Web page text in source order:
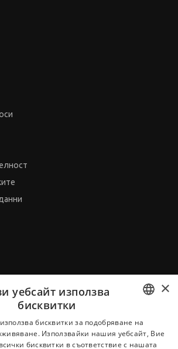
BULGARIAN
ENGLISH
×
уебсайт използва
бисквитки
бисквитки за подобряване на
Използвайки нашия уебсайт, Вие
бисквитки в съответствие с нашата